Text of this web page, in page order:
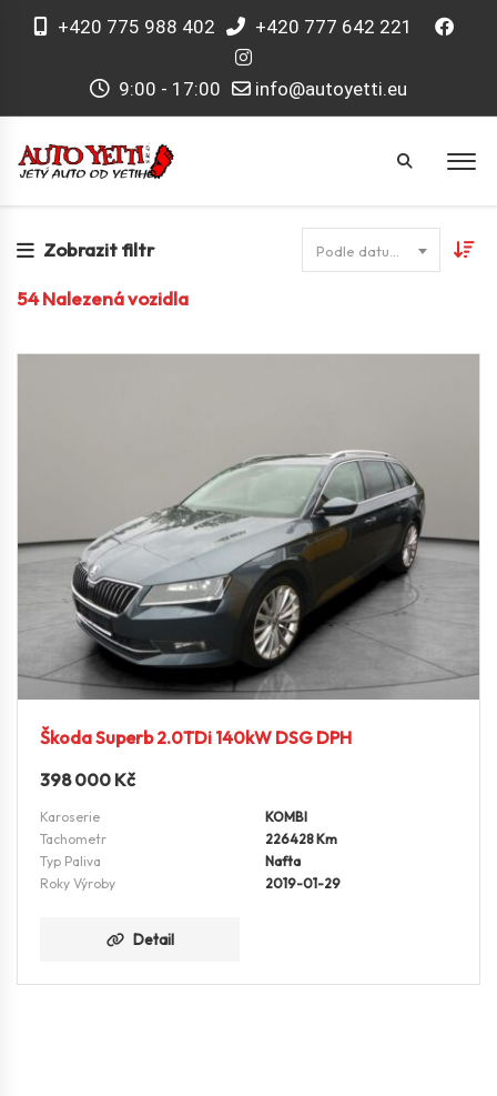
+420 775 988 402 +420 777 642 221
9:00 - 17:00 info@autoyetti.eu
Zobrazit filtr
54Nalezená vozidla
Škoda Superb 2.0TDi 140kW DSG DPH
398 000 Kč
Karoserie
KOMBI
Tachometr
226428 Km
Typ Paliva
Nafta
Roky Výroby
2019-01-29
Detail